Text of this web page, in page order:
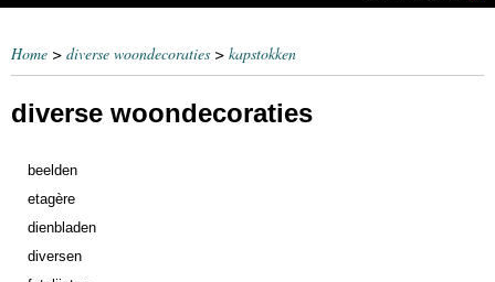
Home > diverse woondecoraties > kapstokken
diverse woondecoraties
beelden
etagère
dienbladen
diversen